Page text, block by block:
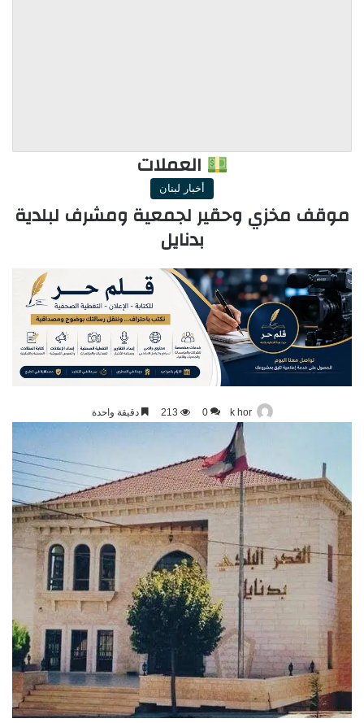
العملات
أخبار لبنان
موقف مخزي وحقير لجمعية ومشرف لبلدية
بدنايل
k hor
0
213 دقيقة واحدة